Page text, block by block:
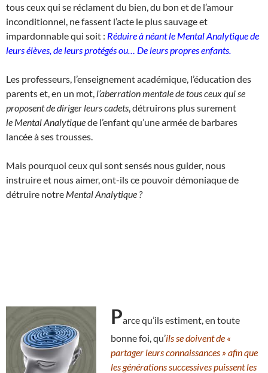
tous ceux qui se réclament du bien, du bon et de l’amour
inconditionnel, ne fassent l’acte le plus sauvage et
impardonnable qui soit : Réduire à néant le Mental Analytique de
leurs élèves, de leurs protégés ou…
De leurs propres enfants.
Les professeurs, l’enseignement académique, l’éducation des
parents et, en un mot, l’aberration mentale de tous ceux qui se
proposent de diriger leurs cadets , détruirons plus surement
le Mental Analytiquede l’enfant qu’une armée de barbares
lancée à ses trousses.
Mais pourquoi ceux qui sont sensés nous guider, nous
instruire et nous aimer, ont-ils ce pouvoir démoniaque de
détruire notre Mental Analytique ?
Parce qu’ils estiment, en toute
bonne foi, qu’ils se doivent de «
partager leurs connaissances » afin que
les générations successives puissent les